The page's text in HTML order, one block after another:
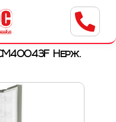
8a
Нерж.